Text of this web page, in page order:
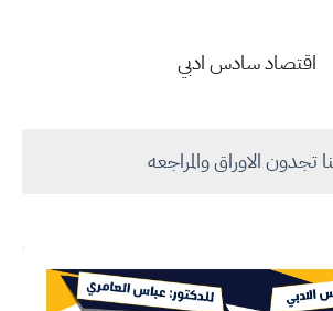
اقتصاد سادس ادبي
تجدون الاوراق والمراجعه